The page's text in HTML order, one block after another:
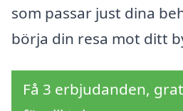
som passar just dina
börja din resa mot ditt
Få 3 erbjudanden,